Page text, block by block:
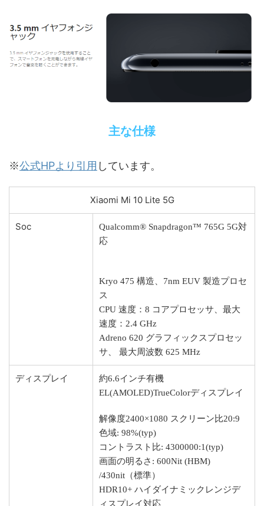
主な仕様
※公式HPより引用 しています。
Xiaomi Mi 10 Lite 5G
Soc
Qualcomm® Snapdragon™ 765G 5G対
応
Kryo 475 構造、7nm EUV 製造プロセ
ス
CPU 速度：8 コアプロセッサ、最大
速度：2.4 GHz
Adreno 620 グラフィックスプロセッ
サ、 最大周波数 625 MHz
ディスプレイ
約6.6インチ有機
EL(AMOLED)TrueColorディスプレイ
解像度2400×1080 スクリーン比20:9
色域: 98%(typ)
コントラスト比: 4300000:1(typ)
画面の明るさ: 600Nit (HBM)
/430nit（標準）
HDR10+ ハイダイナミックレンジデ
ィスプレイ対応